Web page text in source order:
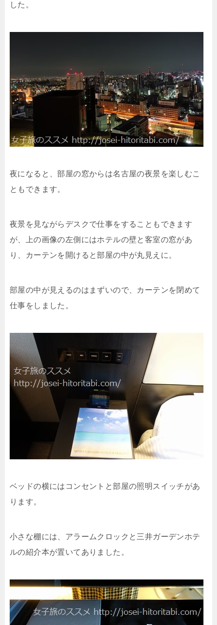
した。
夜になると、部屋の窓からは名古屋の夜景を楽しむこ
ともできます。
夜景を見ながらデスクで仕事をすることもできます
が、上の画像の左側にはホテルの壁と客室の窓があ
り、カーテンを開けると部屋の中が丸見えに。
部屋の中が見えるのはまずいので、カーテンを閉めて
仕事をしました。
ベッドの横にはコンセントと部屋の照明スイッチがあ
ります。
小さな棚には、アラームクロックと三井ガーデンホテ
ルの紹介本が置いてありました。